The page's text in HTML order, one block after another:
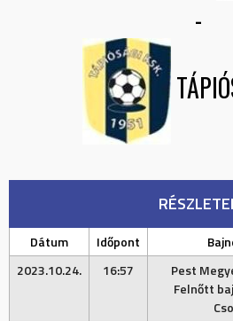
-
Dátum Időpont
2023.10.24.
16:57
Pest
Felnőtt